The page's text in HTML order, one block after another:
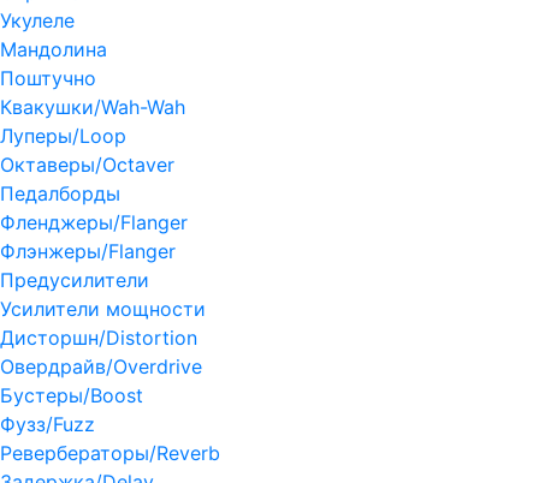
Укулеле
Мандолина
Поштучно
Квакушки/Wah-Wah
Луперы/Loop
Октаверы/Octaver
Педалборды
Фленджеры/Flanger
Флэнжеры/Flanger
Предусилители
Усилители мощности
Дисторшн/Distortion
Овердрайв/Overdrive
Бустеры/Boost
Фузз/Fuzz
Ревербераторы/Reverb